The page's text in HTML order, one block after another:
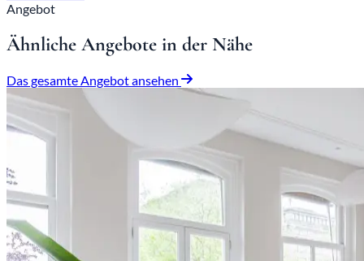
Angebot
Ähnliche Angebote in der Nähe
Das gesamte Angebot ansehen